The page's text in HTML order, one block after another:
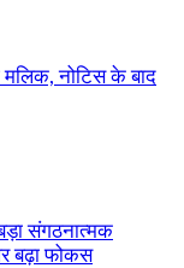
मलिक, नोटिस के बाद
संगठनात्मक
बढ़ा फोकस